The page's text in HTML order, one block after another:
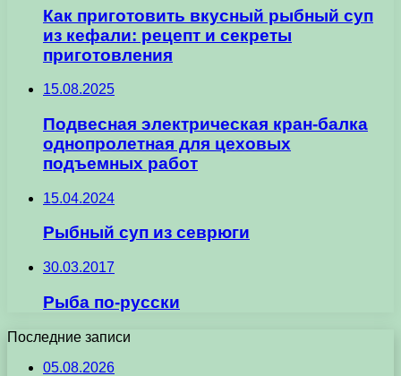
Как приготовить вкусный рыбный суп
из кефали: рецепт и секреты
приготовления
15.08.2025
Подвесная электрическая кран-балка
однопролетная для цеховых
подъемных работ
15.04.2024
Рыбный суп из севрюги
30.03.2017
Рыба по-русски
Последние записи
05.08.2026